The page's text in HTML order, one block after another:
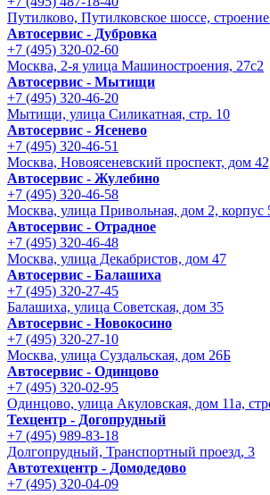
Путилково, Путилковское шоссе,
Автосервис - Дубровка
+7 (495) 320-02-60
Москва, 2-я улица Машиностроения, 27с2
Автосервис - Мытищи
+7 (495) 320-46-20
Мытищи, улица Силикатная, стр. 10
Автосервис - Ясенево
+7 (495) 320-46-51
Москва, Новоясеневский проспект, дом
Автосервис - Жулебино
+7 (495) 320-46-58
Москва, улица Привольная, дом 2, корпус
Автосервис - Отрадное
+7 (495) 320-46-48
Москва, улица Декабристов, дом 47
Автосервис - Балашиха
+7 (495) 320-27-45
Балашиха, улица Советская, дом 35
Автосервис - Новокосино
+7 (495) 320-27-10
Москва, улица Суздальская, дом 26Б
Автосервис - Одинцово
+7 (495) 320-02-95
Одинцово, улица Акуловская, дом 11а,
Техцентр - Догопрудный
+7 (495) 989-83-18
Долгопрудный, Транспортный проезд, 3
Автотехцентр - Домодедово
+7 (495) 320-04-09